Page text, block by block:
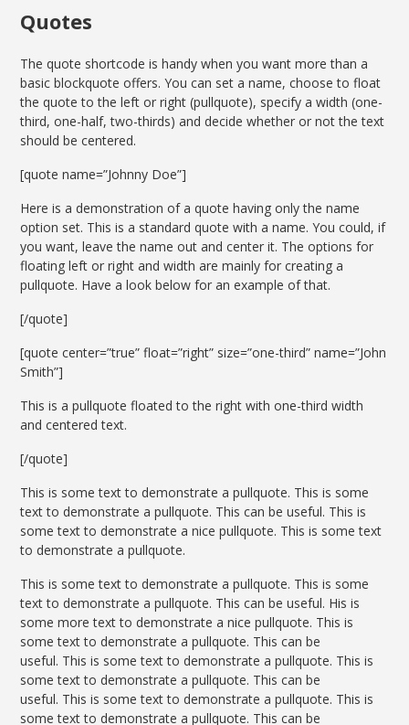
Quotes
The quote shortcode is handy when you want more than a
basic blockquote offers. You can set a name, choose to float
the quote to the left or right (pullquote), specify a width (one-
third, one-half, two-thirds) and decide whether or not the text
should be centered.
[quote name=”Johnny Doe”]
Here is a demonstration of a quote having only the name
option set. This is a standard quote with a name. You could, if
you want, leave the name out and center it. The options for
floating left or right and width are mainly for creating a
pullquote. Have a look below for an example of that.
[/quote]
[quote center=”true” float=”right” size=”one-third” name=”John
Smith”]
This is a pullquote floated to the right with one-third width
and centered text.
[/quote]
This is some text to demonstrate a pullquote. This is some
text to demonstrate a pullquote. This can be useful. This is
some text to demonstrate a nice pullquote. This is some text
to demonstrate a pullquote.
This is some text to demonstrate a pullquote. This is some
text to demonstrate a pullquote. This can be useful. His is
some more text to demonstrate a nice pullquote. This is
some text to demonstrate a pullquote. This can be
useful. This is some text to demonstrate a pullquote. This is
some text to demonstrate a pullquote. This can be
useful. This is some text to demonstrate a pullquote. This is
some text to demonstrate a pullquote. This can be